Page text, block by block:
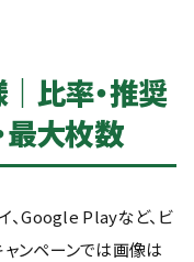
比率・推奨
最大枚数
、Google Playなど、ビ
ャンペーンでは画像は